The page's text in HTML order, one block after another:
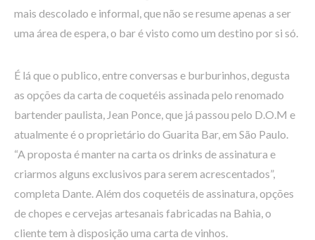
mais descolado e informal, que não se resume apenas a ser
uma área de espera, o bar é visto como um destino por si só.
É lá que o publico, entre conversas e burburinhos, degusta
as opções da carta de coquetéis assinada pelo renomado
bartender paulista, Jean Ponce, que já passou pelo D.O.M e
atualmente é o proprietário do Guarita Bar, em São Paulo.
“A proposta é manter na carta os drinks de assinatura e
criarmos alguns exclusivos para serem acrescentados”,
completa Dante. Além dos coquetéis de assinatura, opções
de chopes e cervejas artesanais fabricadas na Bahia, o
cliente tem à disposição uma carta de vinhos.